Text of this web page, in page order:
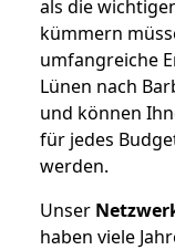
als die
kümmern
umfangreiche
Lünen nach
und können
für jedes
werden.
Unser
haben viele